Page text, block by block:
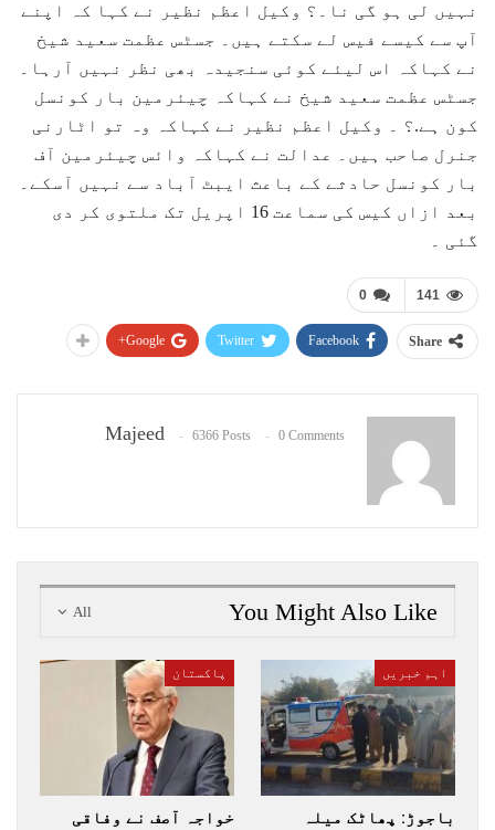
نہیں لی ہو گی نا۔؟ وکیل اعظم نظیر نے کہا کہ اپنے
آپ سے کیسے فیس لے سکتے ہیں۔ جسٹس عظمت سعید شیخ
نے کہاکہ اس لیئے کوئی سنجیدہ بھی نظر نہیں آرہا۔
جسٹس عظمت سعید شیخ نے کہاکہ چیئرمین بار کونسل
کون ہے.؟ ۔ وکیل اعظم نظیر نے کہاکہ وہ تو اٹارنی
جنرل صاحب ہیں۔ عدالت نے کہاکہ وائس چیئرمین آف
بار کونسل حادثے کے باعث ایبٹ آباد سے نہیں آسکے۔
بعد ازاں کیس کی سماعت 16 اپریل تک ملتوی کر دی
گئی ۔
0 141
Share
Facebook
Twitter
Google+
Majeed 6366 Posts 0 Comments
All You Might Also Like
اہم خبریں
باجوڑ: پھاٹک میلہ
پاکستان
خواجہ آصف نے وفاقی